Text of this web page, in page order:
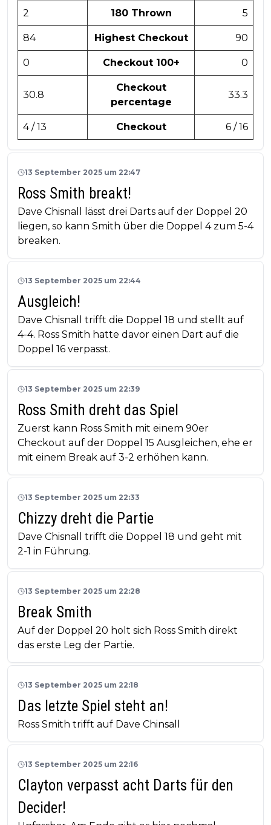
2 180 Thrown 5
84 Highest Checkout 90
0 Checkout 100+ 0
30.8
Checkout
percentage
33.3
4 / 13 Checkout 6 / 16
13 September 2025 um 22:47
Ross Smith breakt!
Dave Chisnall lässt drei Darts auf der Doppel 20
liegen, so kann Smith über die Doppel 4 zum 5-4
breaken.
13 September 2025 um 22:44
Ausgleich!
Dave Chisnall trifft die Doppel 18 und stellt auf
4-4. Ross Smith hatte davor einen Dart auf die
Doppel 16 verpasst.
13 September 2025 um 22:39
Ross Smith dreht das Spiel
Zuerst kann Ross Smith mit einem 90er
Checkout auf der Doppel 15 Ausgleichen, ehe er
mit einem Break auf 3-2 erhöhen kann.
13 September 2025 um 22:33
Chizzy dreht die Partie
Dave Chisnall trifft die Doppel 18 und geht mit
2-1 in Führung.
13 September 2025 um 22:28
Break Smith
Auf der Doppel 20 holt sich Ross Smith direkt
das erste Leg der Partie.
13 September 2025 um 22:18
Das letzte Spiel steht an!
Ross Smith trifft auf Dave Chinsall
13 September 2025 um 22:16
Clayton verpasst acht Darts für den
Decider!